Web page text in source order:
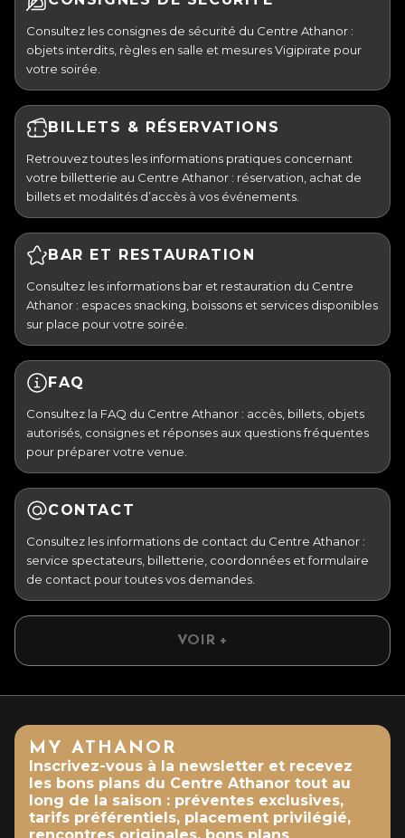
Consultez les consignes de sécurité du Centre Athanor :
objets interdits, règles en salle et mesures Vigipirate pour
votre soirée.
BILLETS & RÉSERVATIONS
Retrouvez toutes les informations pratiques concernant
votre billetterie au Centre Athanor : réservation, achat de
billets et modalités d’accès à vos événements.
BAR ET RESTAURATION
Consultez les informations bar et restauration du Centre
Athanor : espaces snacking, boissons et services disponibles
sur place pour votre soirée.
FAQ
Consultez la FAQ du Centre Athanor : accès, billets, objets
autorisés, consignes et réponses aux questions fréquentes
pour préparer votre venue.
CONTACT
Consultez les informations de contact du Centre Athanor :
service spectateurs, billetterie, coordonnées et formulaire
de contact pour toutes vos demandes.
VOIR +
MY ATHANOR
Inscrivez-vous à la newsletter et recevez
les bons plans du Centre Athanor tout au
long de la saison : préventes exclusives,
tarifs préférentiels, placement privilégié,